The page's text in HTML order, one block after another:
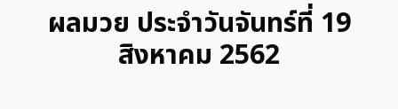
ผลมวย ประจำวันจันทร์ที่ 19
สิงหาคม 2562